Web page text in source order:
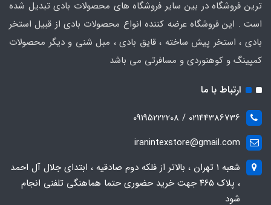
ترین فروشگاه در بین سایر فروشگاه های محصولات بادی تبدیل شده
است . این فروشگاه عرضه کننده انواع محصولات بادی از قبیل استخر
بادی ، استخر پیش ساخته ، قایق بادی ، مبل شنی و دیگر محصولات
کمپینگ و کوهنوردی و مسافرتی می باشد
ارتباط با ما
02144386736 / 09195222208
iranintexstore@gmail.com
شعبه ۱ تهران ، بالاتر از فلکه دوم صادقیه ، ابتدای جلال آل احمد
، پلاک ۴۶۵ جهت خرید حضوری حتما هماهنگی تلفنی انجام
شود